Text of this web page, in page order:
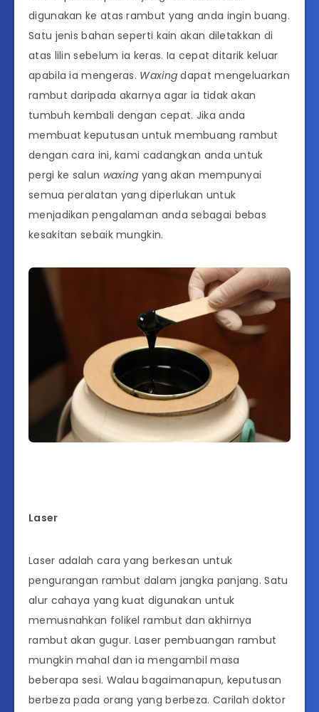
digunakan ke atas rambut yang anda ingin buang.
Satu jenis bahan seperti kain akan diletakkan di
atas lilin sebelum ia keras. Ia cepat ditarik keluar
apabila ia mengeras. Waxing dapat mengeluarkan
rambut daripada akarnya agar ia tidak akan
tumbuh kembali dengan cepat. Jika anda
membuat keputusan untuk membuang rambut
dengan cara ini, kami cadangkan anda untuk
pergi ke salun waxing yang akan mempunyai
semua peralatan yang diperlukan untuk
menjadikan pengalaman anda sebagai bebas
kesakitan sebaik mungkin.
Laser
Laser adalah cara yang berkesan untuk
pengurangan rambut dalam jangka panjang. Satu
alur cahaya yang kuat digunakan untuk
memusnahkan folikel rambut dan akhirnya
rambut akan gugur. Laser pembuangan rambut
mungkin mahal dan ia mengambil masa
beberapa sesi. Walau bagaimanapun, keputusan
berbeza pada orang yang berbeza. Carilah doktor